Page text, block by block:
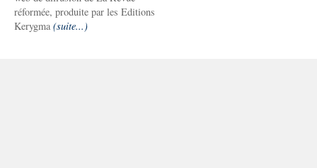
réformée, produite par les Editions
Kerygma (suite...)